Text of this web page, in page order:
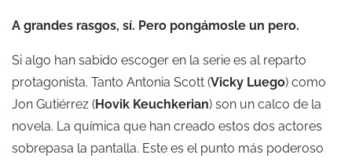
A grandes rasgos, sí. Pero pongámosle un pero.
Si algo han sabido escoger en la serie es al reparto
protagonista. Tanto Antonia Scott (Vicky Luego) como
Jon Gutiérrez (Hovik Keuchkerian) son un calco de la
novela. La química que han creado estos dos actores
sobrepasa la pantalla. Este es el punto más poderoso